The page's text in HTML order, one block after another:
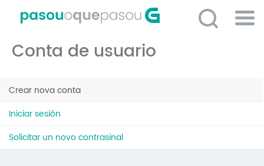
contido
Conta de usuario
Pestanas
principais
Crear nova conta
Iniciar sesión
Solicitar un novo contrasinal